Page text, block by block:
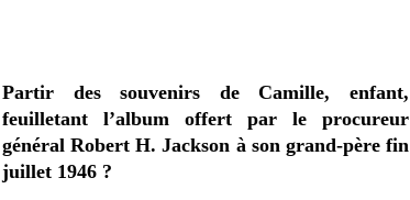
Partir des souvenirs de Camille, enfant,
feuilletant l’album offert par le procureur
général Robert H. Jackson à son grand-père fin
juillet 1946 ?